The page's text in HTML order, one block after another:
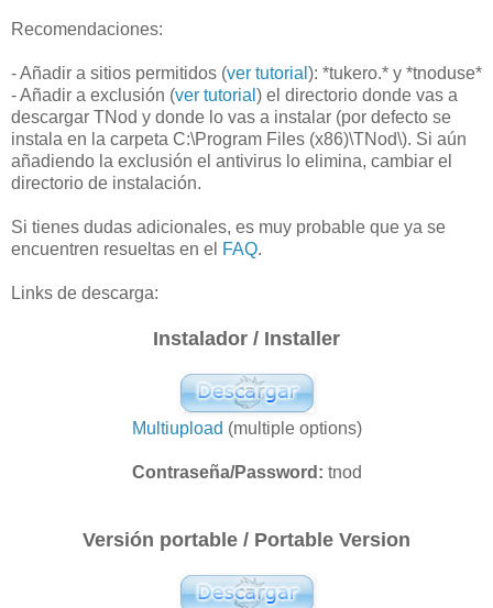
Recomendaciones:
- Añadir a sitios permitidos (ver tutorial ): *tukero.* y *tnoduse*
- Añadir a exclusión (ver tutorial ) el directorio donde vas a
descargar TNod y donde lo vas a instalar (por defecto se
instala en la carpeta C:\Program Files (x86)\TNod\). Si aún
añadiendo la exclusión el antivirus lo elimina, cambiar el
directorio de instalación.
Si tienes dudas adicionales, es muy probable que ya se
encuentren resueltas en el FAQ.
Links de descarga:
Instalador / Installer
Multiupload (multiple options)
Contraseña/Password: tnod
Versión portable / Portable Version